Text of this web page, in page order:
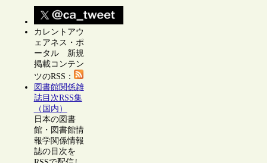
カレントアウ
ェアネス・ポ
ータル 新規
掲載コンテン
ツのRSS：
図書館関係雑
誌目次RSS集
（国内）
日本の図書
館・図書館情
報学関係情報
誌の目次を